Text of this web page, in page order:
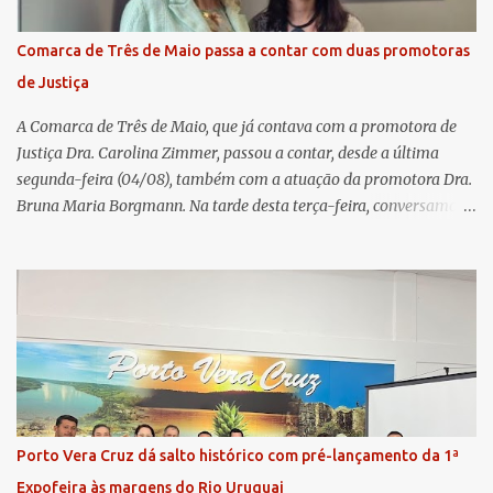
Remuneração dos Administradores Estatutários e do regulamento
do Fundo Social, reforçando o compromisso da cooperativa com a
transparência e a governança. No Encontro de Coordenadores de
Núcleo, o presidente da Sicredi União RS/ES, Sidnei Strejevitch, fez
um balanço das principais real...
Comarca de Três de Maio passa a contar com duas promotoras
de Justiça
A Comarca de Três de Maio, que já contava com a promotora de
Justiça Dra. Carolina Zimmer, passou a contar, desde a última
segunda-feira (04/08), também com a atuação da promotora Dra.
Bruna Maria Borgmann. Na tarde desta terça-feira, conversamos
pelo Ministério Público e destacou a importância da instituição
para a comunidade, bem como a relevância da chegada da nova
colega, que contribuirá no andamento dos processos. A Dra. Bruna,
por sua vez, se apresentou à comunidade. Ela atuou por 12 anos na
Comarca de Horizontina e foi promovida para Três de Maio, onde
já esteve em outras ocasiões substituindo a Dra. Carolina durante
períodos de férias. A nova promotora ressaltou o volume de
processos da comarca e a importância do trabalho conjunto,
Porto Vera Cruz dá salto histórico com pré-lançamento da 1ª
Expofeira às margens do Rio Uruguai